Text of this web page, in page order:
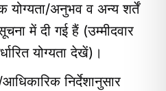
योग्यता/अनुभव व अन्य शर्तें
में दी गई हैं (उम्मीदवार
योग्यता देखें)।
निर्देशानुसार